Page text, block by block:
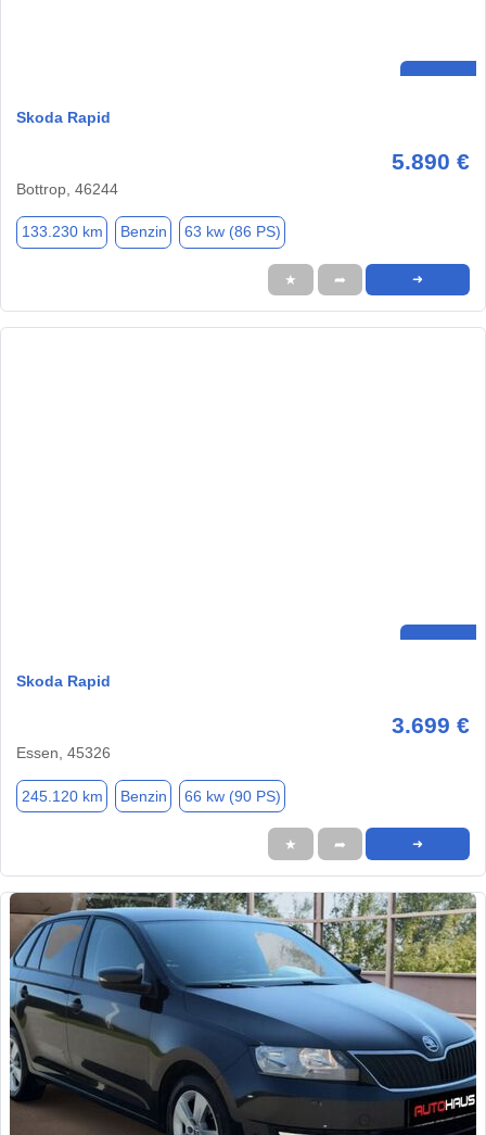
Skoda Rapid
5.890 €
Bottrop, 46244
133.230 km Benzin 63 kw (86 PS)
★ ➦ ➜
Skoda Rapid
3.699 €
Essen, 45326
245.120 km Benzin 66 kw (90 PS)
★ ➦ ➜